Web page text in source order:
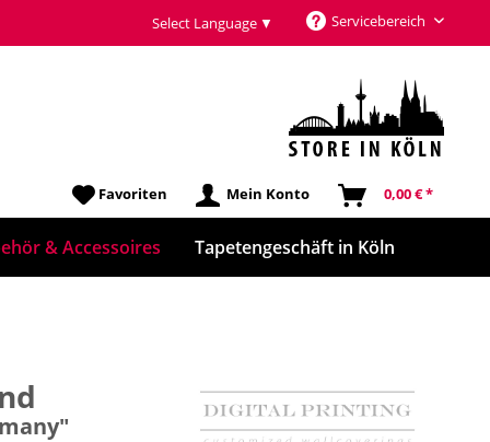
Servicebereich
Select Language ▼
Favoriten Mein Konto 0,00 € *
& Accessoires Tapetengeschäft in Köln